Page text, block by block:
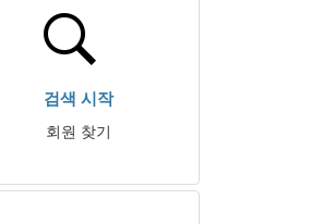
검색 시작
회원 찾기